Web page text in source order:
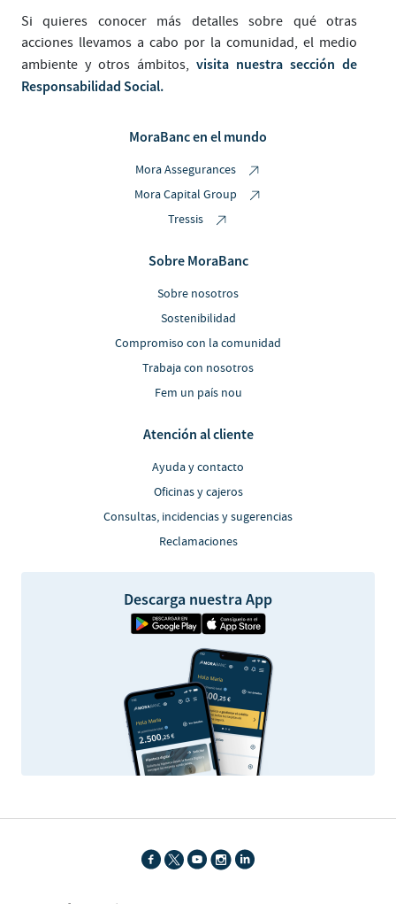
Si quieres conocer más detalles sobre qué otras
acciones llevamos a cabo por la comunidad, el medio
ambiente y otros ámbitos, visita nuestra sección de
Responsabilidad Social.
MoraBanc en el mundo
Mora Assegurances
Mora Capital Group
Tressis
Sobre MoraBanc
Sobre nosotros
Sostenibilidad
Compromiso con la comunidad
Trabaja con nosotros
Fem un país nou
Atención al cliente
Ayuda y contacto
Oficinas y cajeros
Consultas, incidencias y sugerencias
Reclamaciones
Descarga nuestra App